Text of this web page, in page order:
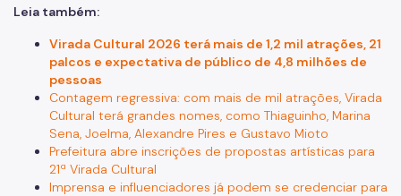
Leia também:
Virada Cultural 2026 terá mais de 1,2 mil atrações, 21
palcos e expectativa de público de 4,8 milhões de
pessoas
Contagem regressiva: com mais de mil atrações, Virada
Cultural terá grandes nomes, como Thiaguinho, Marina
Sena, Joelma, Alexandre Pires e Gustavo Mioto
Prefeitura abre inscrições de propostas artísticas para
21ª Virada Cultural
Imprensa e influenciadores já podem se credenciar para